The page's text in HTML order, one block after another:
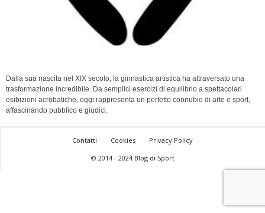
Dalla sua nascita nel XIX secolo, la ginnastica artistica ha attraversato una
trasformazione incredibile. Da semplici esercizi di equilibrio a spettacolari
esibizioni acrobatiche, oggi rappresenta un perfetto connubio di arte e sport,
affascinando pubblico e giudici.
Contatti Cookies
Privacy Policy
© 2014 - 2024 Blog di Sport